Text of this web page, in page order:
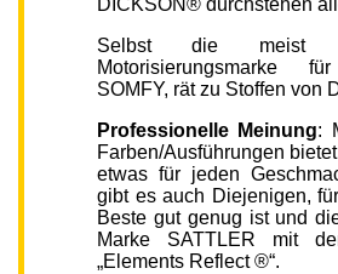
DICKSON® durchstehen
Selbst die meist
Motorisierungsmarke
SOMFY, rät zu Stoffen von
Professionelle Meinung:
Farben/Ausführungen
etwas für jeden
gibt es auch Diejenigen,
Beste gut genug ist und
Marke SATTLER mit
„Elements Reflect ®“.